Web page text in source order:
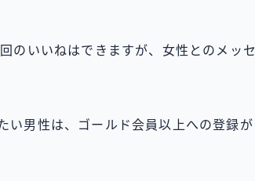
のいいねはできますが、女性とのメッセ
い男性は、ゴールド会員以上への登録が